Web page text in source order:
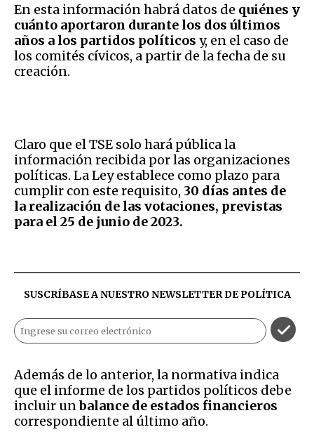
En esta información habrá datos de quiénes y
cuánto aportaron durante los dos últimos
años a los partidos políticos y, en el caso de
los comités cívicos, a partir de la fecha de su
creación.
Claro que el TSE solo hará pública la
información recibida por las organizaciones
políticas. La Ley establece como plazo para
cumplir con este requisito, 30 días antes de
la realización de las votaciones, previstas
para el 25 de junio de 2023.
SUSCRÍBASE A NUESTRO NEWSLETTER DEPOLÍTICA
Además de lo anterior, la normativa indica
que el informe de los partidos políticos debe
incluir unbalance de estados financieros
correspondiente al último año.